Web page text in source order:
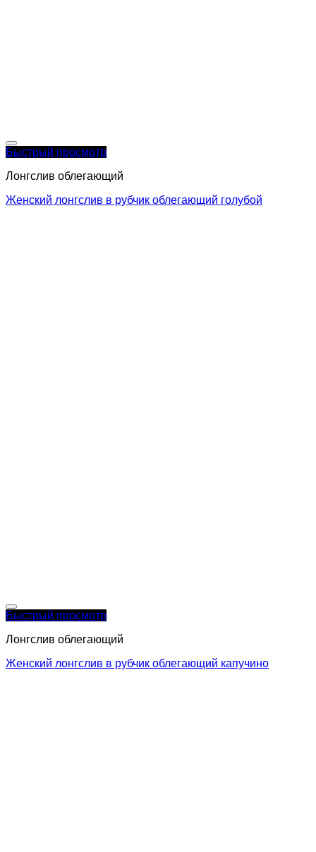
Быстрый просмотр
Лонгслив облегающий
Женский лонгслив в рубчик облегающий голубой
Быстрый просмотр
Лонгслив облегающий
Женский лонгслив в рубчик облегающий капучино